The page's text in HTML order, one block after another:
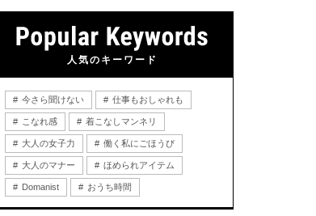
人気のキーワード
今さら聞けない 仕事もおしゃれも
こなれ感 着こなしマンネリ
大人の女子力 働く私にごほうび
大人のマナー ほめられアイテム
Domanist おうち時間